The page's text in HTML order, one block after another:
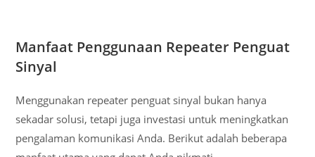
Manfaat Penggunaan Repeater Penguat
Sinyal
Menggunakan repeater penguat sinyal bukan hanya
sekadar solusi, tetapi juga investasi untuk meningkatkan
pengalaman komunikasi Anda. Berikut adalah beberapa